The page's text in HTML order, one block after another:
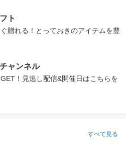
ト
贈れる！とっておきのアイテムを豊
ャンネル
！見逃し配信&開催日はこちらを
すべて見る